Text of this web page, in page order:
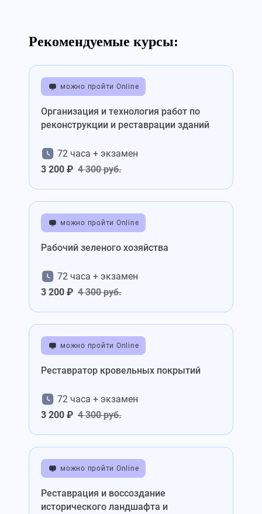
Рекомендуемые курсы:
можно пройти Online
Организация и технология работ по
реконструкции и реставрации зданий
72 часа + экзамен
3 200 ₽ 4 300 руб.
можно пройти Online
Рабочий зеленого хозяйства
72 часа + экзамен
3 200 ₽ 4 300 руб.
можно пройти Online
Реставратор кровельных покрытий
72 часа + экзамен
3 200 ₽ 4 300 руб.
можно пройти Online
Реставрация и воссоздание
исторического ландшафта и